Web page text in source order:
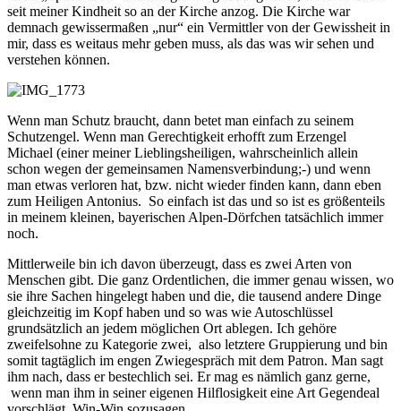
seit meiner Kindheit so an der Kirche anzog. Die Kirche war
demnach gewissermaßen „nur“ ein Vermittler von der Gewissheit in
mir, dass es weitaus mehr geben muss, als das was wir sehen und
verstehen können.
Wenn man Schutz braucht, dann betet man einfach zu seinem
Schutzengel. Wenn man Gerechtigkeit erhofft zum Erzengel
Michael (einer meiner Lieblingsheiligen, wahrscheinlich allein
schon wegen der gemeinsamen Namensverbindung;-) und wenn
man etwas verloren hat, bzw. nicht wieder finden kann, dann eben
zum Heiligen Antonius. So einfach ist das und so ist es größenteils
in meinem kleinen, bayerischen Alpen-Dörfchen tatsächlich immer
noch.
Mittlerweile bin ich davon überzeugt, dass es zwei Arten von
Menschen gibt. Die ganz Ordentlichen, die immer genau wissen, wo
sie ihre Sachen hingelegt haben und die, die tausend andere Dinge
gleichzeitig im Kopf haben und so was wie Autoschlüssel
grundsätzlich an jedem möglichen Ort ablegen. Ich gehöre
zweifelsohne zu Kategorie zwei, also letztere Gruppierung und bin
somit tagtäglich im engen Zwiegespräch mit dem Patron. Man sagt
ihm nach, dass er bestechlich sei. Er mag es nämlich ganz gerne,
wenn man ihm in seiner eigenen Hilflosigkeit eine Art Gegendeal